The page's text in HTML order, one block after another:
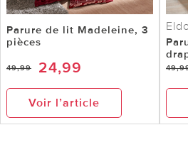
Parure de lit Madeleine, 3
pièces
49,99 24,99
Voir l’article